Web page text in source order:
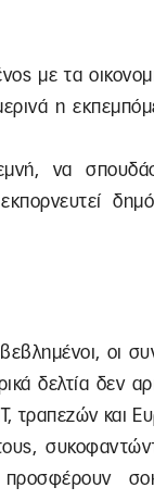
με τα
η
να
οι
δελτία δεν
τραπεζών και